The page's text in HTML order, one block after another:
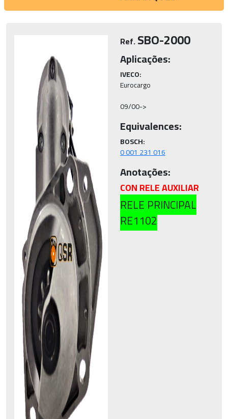
Ref.SBO-2000
Aplicações:
IVECO:
Eurocargo
09/00->
Equivalences:
BOSCH:
0 001 231 016
Anotações:
CON RELE AUXILIAR
RELE PRINCIPAL
RE1102